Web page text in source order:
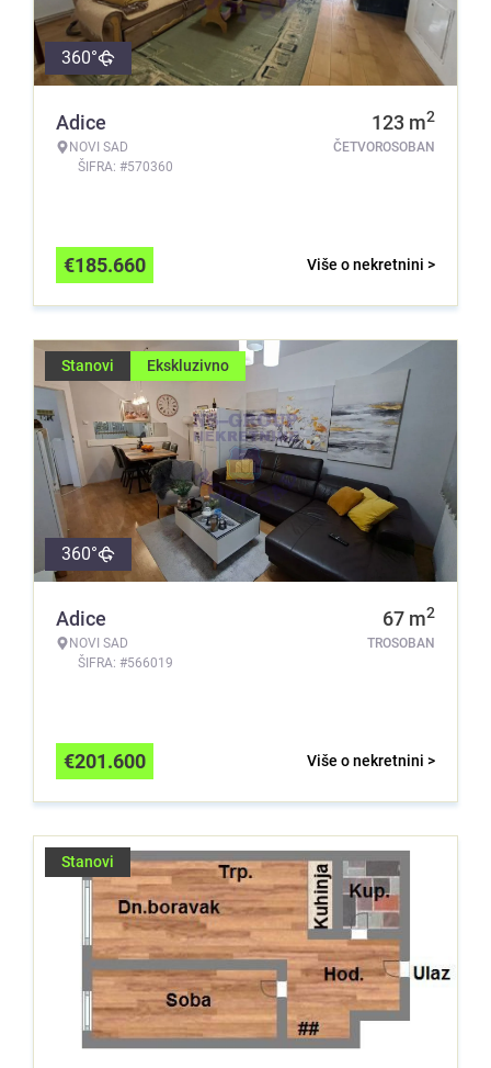
360°
Adice
NOVI SAD
ŠIFRA: #570360
123 m2
ČETVOROSOBAN
Više o nekretnini >
€185.660
Stanovi Ekskluzivno
360°
Adice
NOVI SAD
ŠIFRA: #566019
67 m2
TROSOBAN
Više o nekretnini >
€201.600
Stanovi